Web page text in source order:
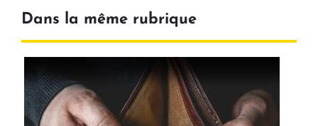
Dans la même rubrique